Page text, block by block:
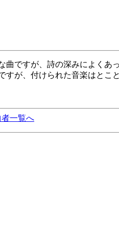
曲ですが、詩の深みによく
すが、付けられた音楽はとこ
一覧へ